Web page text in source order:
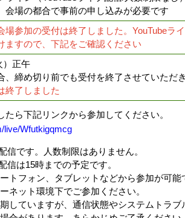
場の都合で事前の申し込みが必要です
場参加の受付は終了しました。YouTubeラ
ますので、下記をご確認ください
）正午
締め切り前でも受付を終了させていただ
終了しました
たら下記リンクから参加してください。
live/Wfutkigqmcg
信です。人数制限はありません。
信は15時までの予定です。
トフォン、タブレットなどから参加が可能
ネット環境下でご参加ください。
していますが、通信状態やシステムトラブ